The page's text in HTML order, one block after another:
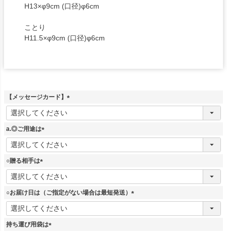
H13×φ9cm (口径)φ6cm
ことり
H11.5×φ9cm (口径)φ6cm
【メッセージカード】
(
a.◎ご用途は
(
必
須
○贈る相手は
(
必
須
○お届け日は（ご指定がない場合は最短発送）
(
持ち運び用袋は